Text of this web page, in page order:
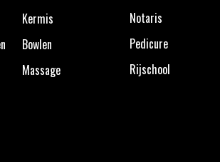
Kermis
Bowlen
Massage
Notaris
Pedicure
Rijschool